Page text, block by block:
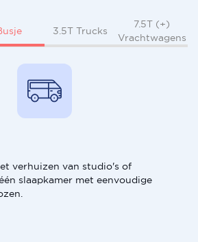
3.5T Trucks
7.5T (+)
Vrachtwagens
verhuizen van studio's of
slaapkamer met eenvoudige